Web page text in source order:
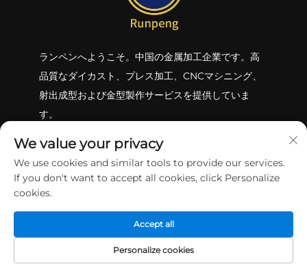
ランペンへようこそ。中国の金属加工企業です。高
品質なダイカスト、プレス加工、CNCマシニング、
射出成型および金型製作サービスを提供していま
す。
お問い合わせ
6th Building, No 51, Nanhuan Ave, Gongming,
Shenzhen, 518106, China.
We value your privacy
We use cookies and similar tools to provide our services.
If you don't want to accept all cookies, click Personalize
cookies.
Personalize cookies
Accept all